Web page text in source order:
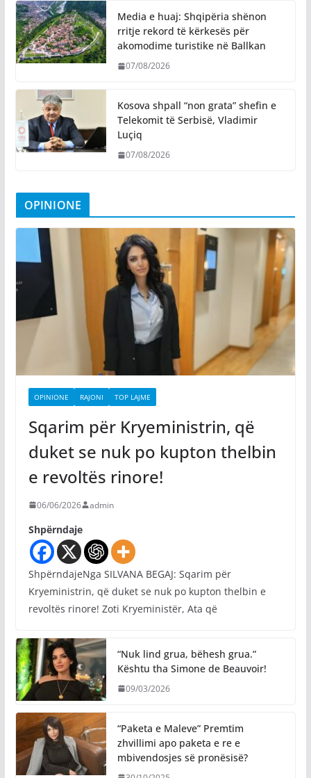
Media e huaj: Shqipëria shënon
rritje rekord të kërkesës për
akomodime turistike në Ballkan
07/08/2026
Kosova shpall “non grata” shefin e
Telekomit të Serbisë, Vladimir
Luçiq
07/08/2026
OPINIONE
OPINIONE RAJONI TOP LAJME
Sqarim për Kryeministrin, që
duket se nuk po kupton thelbin
e revoltës rinore!
06/06/2026 admin
Shpërndaje
ShpërndajeNga SILVANA BEGAJ: Sqarim për
Kryeministrin, që duket se nuk po kupton thelbin e
revoltës rinore! Zoti Kryeministër, Ata që
“Nuk lind grua, bëhesh grua.”
Kështu tha Simone de Beauvoir!
09/03/2026
“Paketa e Maleve” Premtim
zhvillimi apo paketa e re e
mbivendosjes së pronësisë?